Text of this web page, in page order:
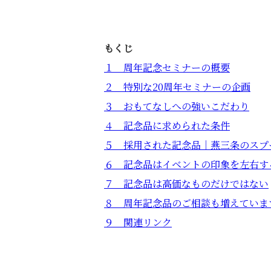
もくじ
１ 周年記念セミナーの概要
２ 特別な20周年セミナーの企画
３ おもてなしへの強いこだわり
４ 記念品に求められた条件
５ 採用された記念品｜燕三条のスプ
６ 記念品はイベントの印象を左右す
７ 記念品は高価なものだけではない
８ 周年記念品のご相談も増えていま
９ 関連リンク